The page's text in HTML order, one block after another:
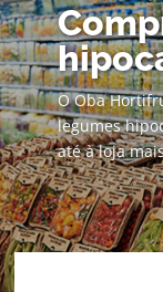
O Oba
legumes
até à loja